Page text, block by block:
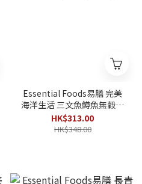
Essential Foods易膳 完美
海洋生活 三文魚鱒魚無穀成
犬配方 ( 細粒 ) 2.5kg
HK$313.00
HK$348.00